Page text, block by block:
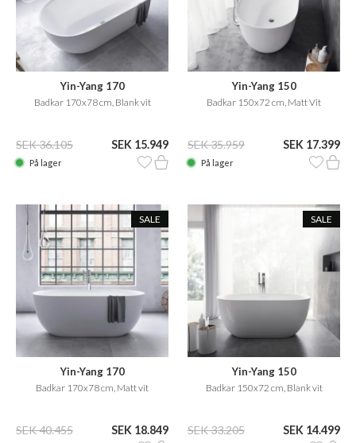
Yin-Yang 170
Badkar 170x78 cm, Blank vit
SEK 36.105 SEK 15.949
På lager
Yin-Yang 150
Badkar 150x72 cm, Matt Vit
SEK 35.959 SEK 17.399
På lager
SALE
Yin-Yang 170
Badkar 170x78 cm, Matt vit
SEK 40.455 SEK 18.849
SALE
Yin-Yang 150
Badkar 150x72 cm, Blank vit
SEK 33.205 SEK 14.499